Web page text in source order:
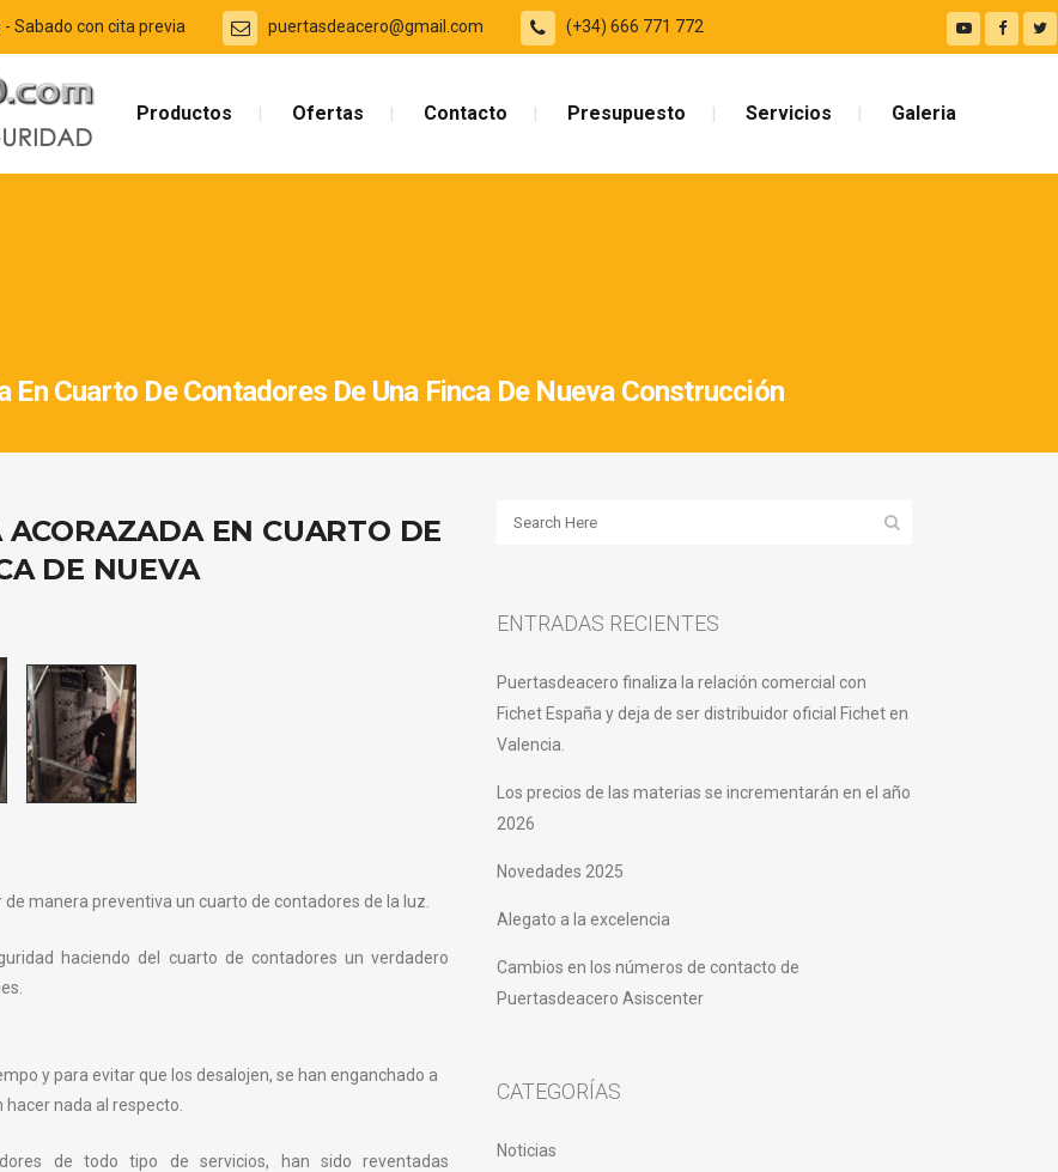
- Sabado con cita previa puertasdeacero@gmail.com (+34) 666 771 772
Productos Ofertas Contacto Presupuesto Servicios Galeria
Cuarto De Contadores De Una Finca De Nueva Construcción
EN CUARTO DE
DE NUEVA
manera preventiva un cuarto de contadores de la luz.
haciendo del cuarto de contadores un verdadero
y para evitar que los desalojen, se han enganchado a
nada al respecto.
de todo tipo de servicios, han sido reventadas
ENTRADAS RECIENTES
Puertasdeacero finaliza la relación comercial con
Fichet España y deja de ser distribuidor oficial Fichet en
Valencia.
Los precios de las materias se incrementarán en el año
2026
Novedades 2025
Alegato a la excelencia
Cambios en los números de contacto de
Puertasdeacero Asiscenter
CATEGORÍAS
Noticias